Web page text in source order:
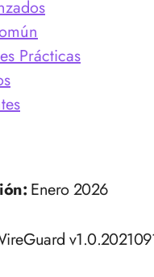
Prácticas
Enero 2026